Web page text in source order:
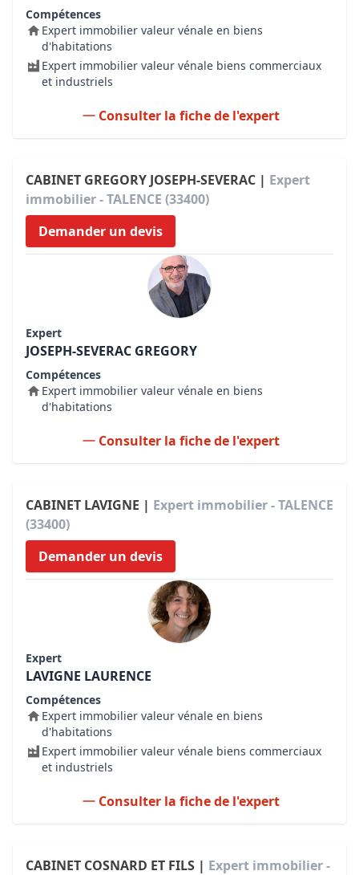
Compétences
Expert immobilier valeur vénale en biens
d'habitations
Expert immobilier valeur vénale biens commerciaux
et industriels
Consulter la fiche de l'expert
CABINET GREGORY JOSEPH-SEVERAC | Expert
immobilier - TALENCE (33400)
Demander un devis
Expert
JOSEPH-SEVERAC GREGORY
Compétences
Expert immobilier valeur vénale en biens
d'habitations
Consulter la fiche de l'expert
CABINET LAVIGNE | Expert immobilier - TALENCE
(33400)
Demander un devis
Expert
LAVIGNE LAURENCE
Compétences
Expert immobilier valeur vénale en biens
d'habitations
Expert immobilier valeur vénale biens commerciaux
et industriels
Consulter la fiche de l'expert
CABINET COSNARD ET FILS | Expert immobilier -